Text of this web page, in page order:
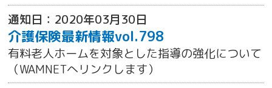
通知日：2020年03月30日
介護保険最新情報vol.798
有料老人ホームを対象とした指導の強化について
（WAMNETへリンクします）